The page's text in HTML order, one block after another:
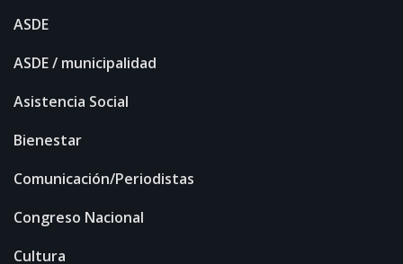
ASDE
ASDE / municipalidad
Asistencia Social
Bienestar
Comunicación/Periodistas
Congreso Nacional
Cultura